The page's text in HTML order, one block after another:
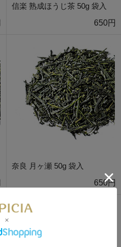
信楽 熟成ほうじ茶 50g 袋入
650円
奈良 月ヶ瀬 50g 袋入
650円